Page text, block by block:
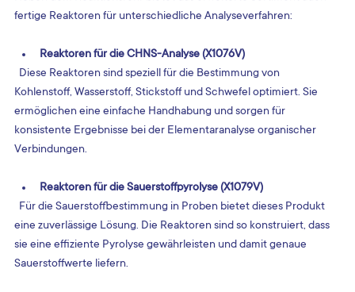
fertige Reaktoren für unterschiedliche Analyseverfahren:
Reaktoren für die CHNS-Analyse (X1076V)
Kohlenstoff, Wasserstoff, Stickstoff und Schwefel optimiert. Sie
ermöglichen eine einfache Handhabung und sorgen für
konsistente Ergebnisse bei der Elementaranalyse organischer
Verbindungen.
Reaktoren für die Sauerstoffpyrolyse (X1079V)
eine zuverlässige Lösung. Die Reaktoren sind so konstruiert, dass
sie eine effiziente Pyrolyse gewährleisten und damit genaue
Sauerstoffwerte liefern.